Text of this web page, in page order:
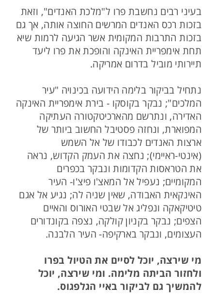
בעיני רבים נחשבת פרו ל"מלכת האנדים", וזאת
בזכות רכס האנדים המרשים החוצה אותה, אך גם
בזכות התרבות המקומית אשר הגיעה לרמות שיא
תחת אימפריית האינקה והופכת את פרו ליעד
תיירותי מוביל בדרום אמריקה.
נתחיל בביקור בלימה הידועה בכינויה "עיר
המלכים"; נבקר בקוסקו - בירת אימפריית האינקה
האדירה, ונתרשם מהארכיטקטורה העתיקה
המפוארת, ונחזה פסטיבל החשוב ביותר של
ארצות האנדים לכבודו של אל השמש
(אינטי-ראיימי); נחצה את העמק הקדוש, נראה
את הטראסות הקדומות ונבקר בכפרים
המקומיים; נעפיל אל המאצ'ו פיצ'ו- העיר
האינקאית האבודה, שאין שניה לה; נגיע אל אגם
טיטיקאקה ונפליג אל שבטי האורוס והאיים
הצפים; נבקר בקניון קולקה, נצפה בקונדורים
העצומים, ונבקר בארקיפה- העיר הלבנה.
מי שירצה, יוכל לסיים את הטיול בפרו
ולחזור הביתה מלימה. ומי שירצה, יוכל
להמשיך גם לביקור באיי הגלפגוס.